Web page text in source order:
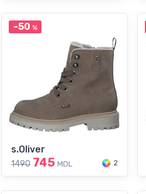
-50 %
s.Oliver
1490 745 MDL 2